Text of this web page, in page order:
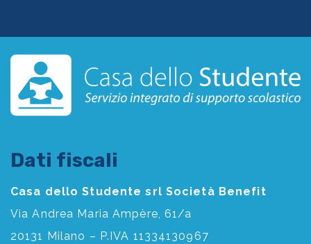
Dati fiscali
Casa dello Studente srl Società Benefit
Via Andrea Maria Ampère, 61/a
20131 Milano – P.IVA 11334130967